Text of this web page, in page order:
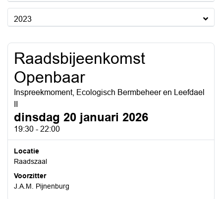
2023
Raadsbijeenkomst
Openbaar
Inspreekmoment, Ecologisch Bermbeheer en Leefdael
dinsdag 20 januari 2026
19:30 - 22:00
Locatie
Raadszaal
Voorzitter
J.A.M. Pijnenburg